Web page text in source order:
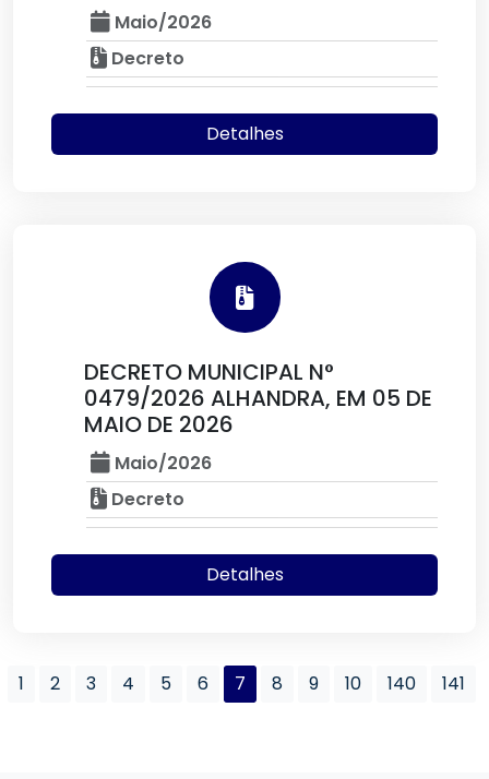
Maio/2026
Decreto
Detalhes
DECRETO MUNICIPAL N°
0479/2026 ALHANDRA, EM 05 DE
MAIO DE 2026
Maio/2026
Decreto
Detalhes
1 2 3 4 5 6 7 8 9 10 140 141